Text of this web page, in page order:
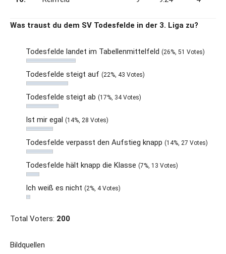
Was traust du dem SV Todesfelde in der 3. Liga zu?
Todesfelde landet im Tabellenmittelfeld (26%, 51 Votes)
Todesfelde steigt auf (22%, 43 Votes)
Todesfelde steigt ab (17%, 34 Votes)
Ist mir egal (14%, 28 Votes)
Todesfelde verpasst den Aufstieg knapp (14%, 27 Votes)
Todesfelde hält knapp die Klasse (7%, 13 Votes)
Ich weiß es nicht (2%, 4 Votes)
Total Voters: 200
Bildquellen